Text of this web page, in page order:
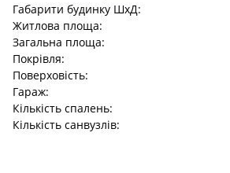
Габарити будинку ШхД:
Житлова площа:
Загальна площа:
Покрівля:
Поверховість:
Гараж:
Кількість спалень:
Кількість санвузлів: